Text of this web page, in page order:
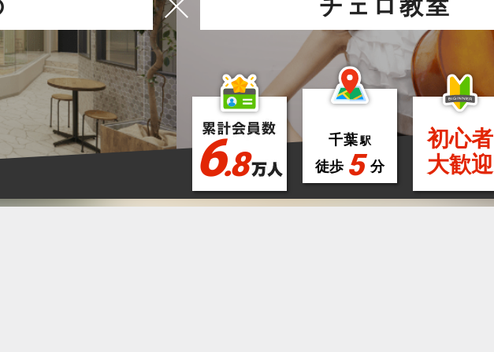
チェロ教室
6.8
千葉 駅
徒歩 5 分
初心者
大歓迎